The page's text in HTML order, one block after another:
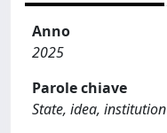
Anno
2025
Parole chiave
State, idea, institution